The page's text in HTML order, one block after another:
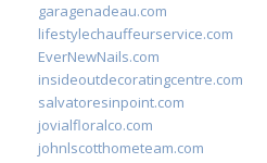
garagenadeau.com
lifestylechauffeurservice.com
EverNewNails.com
insideoutdecoratingcentre.com
salvatoresinpoint.com
jovialfloralco.com
johnlscotthometeam.com